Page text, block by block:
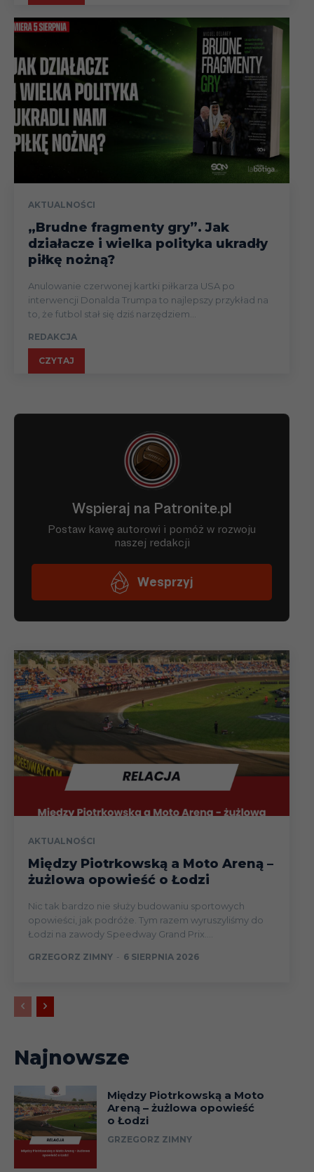
AKTUALNOŚCI
„Brudne fragmenty gry”. Jak
działacze i wielka polityka ukradły
piłkę nożną?
Anulowanie czerwonej kartki piłkarza USA po
interwencji Donalda Trumpa to najlepszy przykład na
to, że futbol stał się dziś narzędziem...
REDAKCJA
CZYTAJ
AKTUALNOŚCI
Między Piotrkowską a Moto Areną –
żużlowa opowieść o Łodzi
Nic tak bardzo nie służy budowaniu sportowych
opowieści, jak podróże. Tym razem wyruszyliśmy do
Łodzi na zawody Speedway Grand Prix....
GRZEGORZ ZIMNY - 6 SIERPNIA 2026
Najnowsze
Między Piotrkowską a Moto
Areną – żużlowa opowieść
o Łodzi
GRZEGORZ ZIMNY